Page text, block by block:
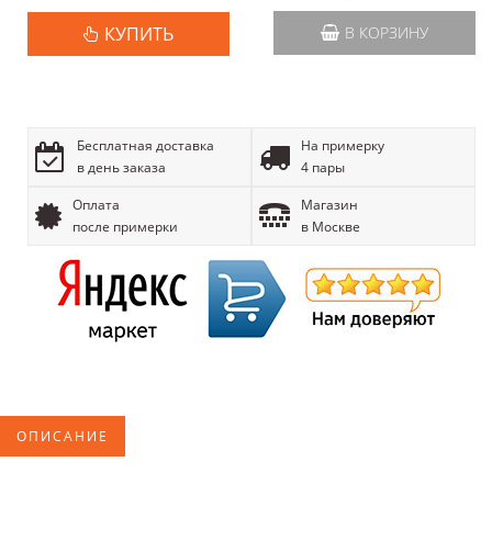
КУПИТЬ В КОРЗИНУ
Бесплатная доставка
в день заказа
На примерку
4 пары
Оплата
после примерки
Магазин
в Москве
ОПИСАНИЕ